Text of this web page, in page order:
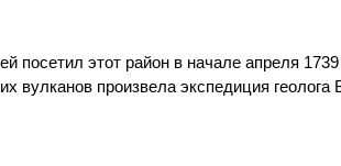
посетил этот район в начале апреля
вулканов произвела экспедиция